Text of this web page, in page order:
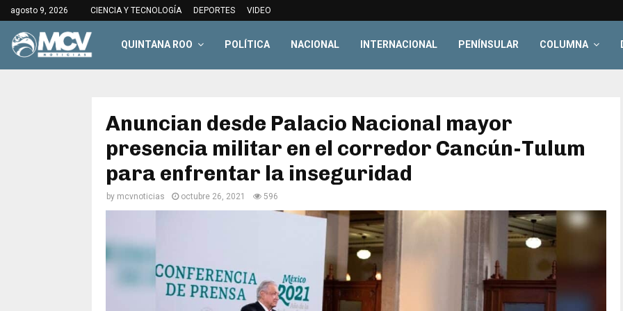
agosto 9, 2026 CIENCIA Y TECNOLOGÍA DEPORTES VIDEO
QUINTANA ROO POLÍTICA NACIONAL INTERNACIONAL PENÍNSULAR COLUMNA
Anuncian desde Palacio Nacional mayor
presencia militar en el corredor Cancún-Tulum
para enfrentar la inseguridad
by mcvnoticias octubre 26, 2021 596